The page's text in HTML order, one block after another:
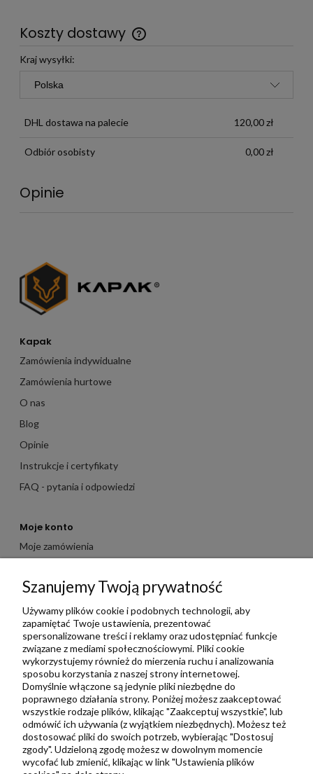
Koszty dostawy
Darmowa wysyłka już od 299 zł
Kraj wysyłki:
DHL dostawa na palecie 120,00 zł
Odbiór osobisty 0,00 zł
Opinie
Kapak
Zamówienia indywidualne
Zamówienia hurtowe
O nas
Blog
Opinie
Instrukcje i certyfikaty
FAQ - pytania i odpowiedzi
Moje konto
Moje zamówienia
Ulubione
Zbieraj punkty za zakupy
Informacje
Kontakt
Regulamin
Polityka prywatności
Metody wysyłki i płatności
Płatności odroczone PayPo
Szanujemy Twoją prywatność
Używamy plików cookie i podobnych technologii, aby
zapamiętać Twoje ustawienia, prezentować
spersonalizowane treści i reklamy oraz udostępniać funkcje
związane z mediami społecznościowymi. Pliki cookie
wykorzystujemy również do mierzenia ruchu i analizowania
sposobu korzystania z naszej strony internetowej.
Domyślnie włączone są jedynie pliki niezbędne do
poprawnego działania strony. Poniżej możesz zaakceptować
wszystkie rodzaje plików, klikając "Zaakceptuj wszystkie", lub
odmówić ich używania (z wyjątkiem niezbędnych). Możesz też
dostosować pliki do swoich potrzeb, wybierając "Dostosuj
zgody". Udzieloną zgodę możesz w dowolnym momencie
wycofać lub zmienić, klikając w link "Ustawienia plików